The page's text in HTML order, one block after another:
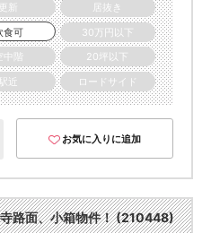
更新
居抜き
食可
30万円以下
中階
20坪以下
近 ロードサイド
お気に入りに追加
路面、小箱物件！ (210448)